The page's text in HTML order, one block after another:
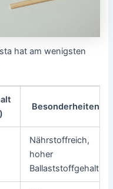
hat am wenigsten
Besonderheiten
Nährstoffreich,
hoher
Ballaststoffgehalt